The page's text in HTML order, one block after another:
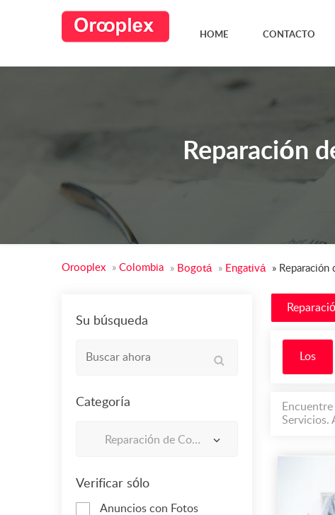
HOME CONTACTO
Reparación
Orooplex » Colombia » Bogotá » Engativá »
Su búsqueda
Categoría
Reparación de Computadores Portátiles en Engativá
Verificar sólo
Anuncios con Fotos
Los
Servicios.